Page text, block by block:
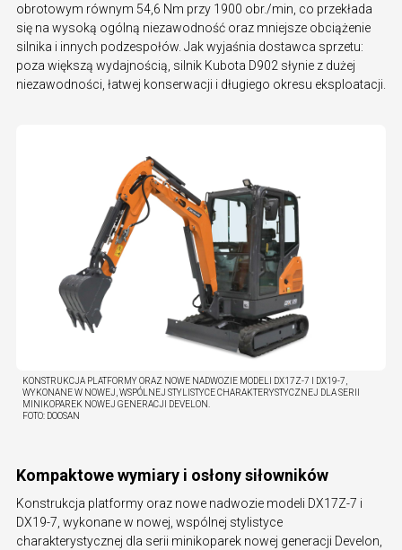
obrotowym równym 54,6 Nm przy 1900 obr./min, co przekłada
się na wysoką ogólną niezawodność oraz mniejsze obciążenie
silnika i innych podzespołów. Jak wyjaśnia dostawca sprzetu:
poza większą wydajnością, silnik Kubota D902 słynie z dużej
niezawodności, łatwej konserwacji i długiego okresu eksploatacji.
KONSTRUKCJA PLATFORMY ORAZ NOWE NADWOZIE MODELI DX17Z-7 I DX19-7,
WYKONANE W NOWEJ, WSPÓLNEJ STYLISTYCE CHARAKTERYSTYCZNEJ DLA SERII
MINIKOPAREK NOWEJ GENERACJI DEVELON.
FOTO: DOOSAN
Kompaktowe wymiary i osłony siłowników
Konstrukcja platformy oraz nowe nadwozie modeli DX17Z-7 i
DX19-7, wykonane w nowej, wspólnej stylistyce
charakterystycznej dla serii minikoparek nowej generacji Develon,